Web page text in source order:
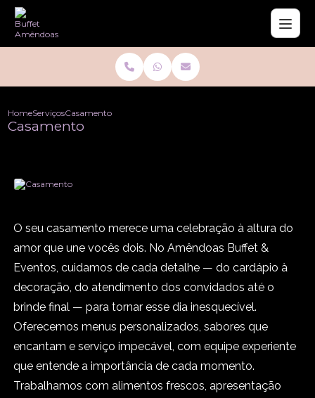
HomeServiçosCasamento
Casamento
O seu casamento merece uma celebração à altura do
amor que une vocês dois. No Amêndoas Buffet &
Eventos, cuidamos de cada detalhe — do cardápio à
decoração, do atendimento dos convidados até o
brinde final — para tornar esse dia inesquecível.
Oferecemos menus personalizados, sabores que
encantam e serviço impecável, com equipe experiente
que entende a importância de cada momento.
Trabalhamos com alimentos frescos, apresentação